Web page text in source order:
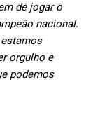
de jogar o
nacional.
orgulho e
podemos